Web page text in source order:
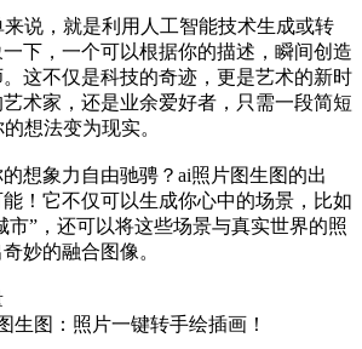
说，就是利用人工智能技术生成或转
下，一个可以根据你的描述，瞬间创造
这不仅是科技的奇迹，更是艺术的新时
术家，还是业余爱好者，只需一段简短
想法变为现实。
想象力自由驰骋？ai照片图生图的出
！它不仅可以生成你心中的场景，比如
市”，还可以将这些场景与真实世界的照
妙的融合图像。